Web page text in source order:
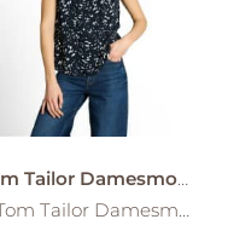
Tom Tailor Damesmode
Damesmode blouse feminine 1049810 Navy